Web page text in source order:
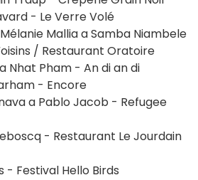
- Le Verre Volé
Mallia a Samba Niambele
/ Restaurant Oratoire
Nhat Pham - An di an di
- Encore
a Pablo Jacob - Refugee
- Restaurant Le Jourdain
- Festival Hello Birds